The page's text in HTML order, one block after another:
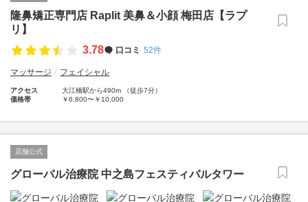
隆鼻矯正専門店 Raplit 美鼻＆小顔 梅田店【ラプ
リ】
3.78
口コミ 52件
マッサージ フェイシャル
アクセス
大江橋駅から490m （徒歩7分）
価格帯
￥6,800〜￥10,000
店舗公式
グローバル治療院 中之島フェスティバルタワー